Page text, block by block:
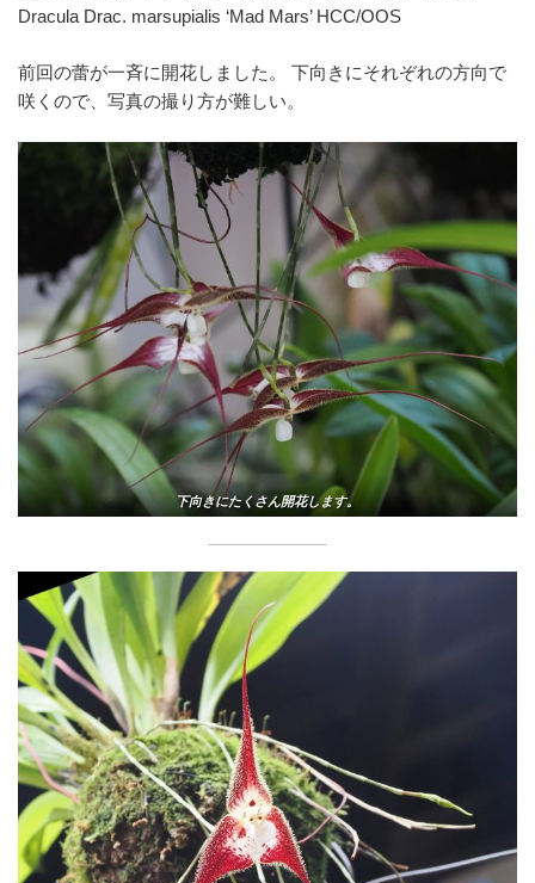
Dracula Drac. marsupialis ‘Mad Mars’ HCC/OOS
前回の蕾が一斉に開花しました。 下向きにそれぞれの方向で
咲くので、写真の撮り方が難しい。
下向きにたくさん開花します。